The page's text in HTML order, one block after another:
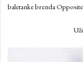
baletanke brenda